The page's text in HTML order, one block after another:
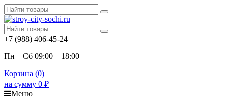
+7 (988) 406-45-24
Пн—Сб 09:00—18:00
Корзина (0)
на сумму 0 ₽
Меню